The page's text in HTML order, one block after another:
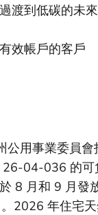
渡到低碳的未來
效帳戶的客戶
用事業委員
04-036 的可
8 月和 9 月
2026 年住宅